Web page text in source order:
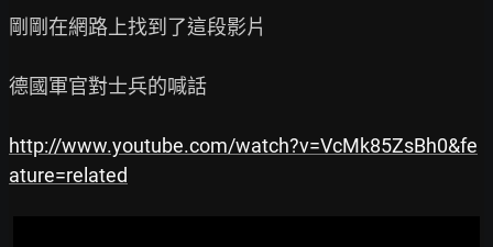
剛剛在網路上找到了這段影片
德國軍官對士兵的喊話
http://www.youtube.com/watch?v=VcMk85ZsBh0&fe
ature=related